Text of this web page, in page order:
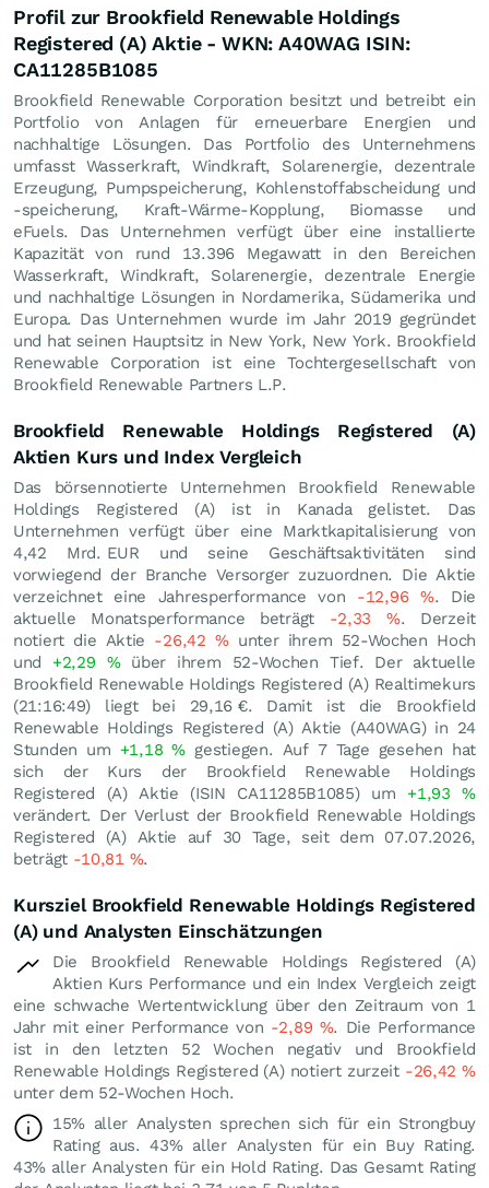
Profil zur Brookfield Renewable Holdings
Registered (A) Aktie - WKN: A40WAG ISIN:
CA11285B1085
Brookfield Renewable Corporation besitzt und betreibt ein
Portfolio von Anlagen für erneuerbare Energien und
nachhaltige Lösungen. Das Portfolio des Unternehmens
umfasst Wasserkraft, Windkraft, Solarenergie, dezentrale
Erzeugung, Pumpspeicherung, Kohlenstoffabscheidung und
-speicherung, Kraft-Wärme-Kopplung, Biomasse und
eFuels. Das Unternehmen verfügt über eine installierte
Kapazität von rund 13.396 Megawatt in den Bereichen
Wasserkraft, Windkraft, Solarenergie, dezentrale Energie
und nachhaltige Lösungen in Nordamerika, Südamerika und
Europa. Das Unternehmen wurde im Jahr 2019 gegründet
und hat seinen Hauptsitz in New York, New York. Brookfield
Renewable Corporation ist eine Tochtergesellschaft von
Brookfield Renewable Partners L.P.
Brookfield Renewable Holdings Registered (A)
Aktien Kurs und Index Vergleich
Das börsennotierte Unternehmen Brookfield Renewable
Holdings Registered (A) ist in Kanada gelistet. Das
Unternehmen verfügt über eine Marktkapitalisierung von
4,42 Mrd. EUR und seine Geschäftsaktivitäten sind
vorwiegend der Branche Versorger zuzuordnen. Die Aktie
verzeichnet eine Jahresperformance von -12,96 %. Die
aktuelle Monatsperformance beträgt -2,33 %. Derzeit
notiert die Aktie -26,42 %unter ihrem 52-Wochen Hoch
und +2,29 %über ihrem 52-Wochen Tief. Der aktuelle
Brookfield Renewable Holdings Registered (A) Realtimekurs
(21:16:49) liegt bei 29,16 €. Damit ist die Brookfield
Renewable Holdings Registered (A) Aktie (A40WAG) in 24
Stunden um +1,18% gestiegen. Auf 7 Tage gesehen hat
sich der Kurs der Brookfield Renewable Holdings
Registered (A) Aktie (ISIN CA11285B1085) um +1,93%
verändert. Der Verlust der Brookfield Renewable Holdings
Registered (A) Aktie auf 30 Tage, seit dem 07.07.2026,
beträgt -10,81 %.
Kursziel Brookfield Renewable Holdings Registered
(A) und Analysten Einschätzungen
Die Brookfield Renewable Holdings Registered (A)
Aktien Kurs Performance und ein Index Vergleich zeigt
eine schwache Wertentwicklung über den Zeitraum von 1
Jahr mit einer Performance von -2,89 %. Die Performance
ist in den letzten 52 Wochen negativ und Brookfield
Renewable Holdings Registered (A) notiert zurzeit -26,42%
unter dem 52-Wochen Hoch.
15% aller Analysten sprechen sich für ein Strongbuy
Rating aus. 43% aller Analysten für ein Buy Rating.
43% aller Analysten für ein Hold Rating. Das Gesamt Rating